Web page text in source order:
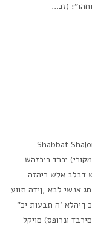
(זנ...
Shabbat
לדף המקורי) יכרד ריכזהש
דבלב אלש ריהזה
אנשי לבא ,ןידה תווע
ךיהלא 'ה תבעות יכ"
ונרופס) םויקל